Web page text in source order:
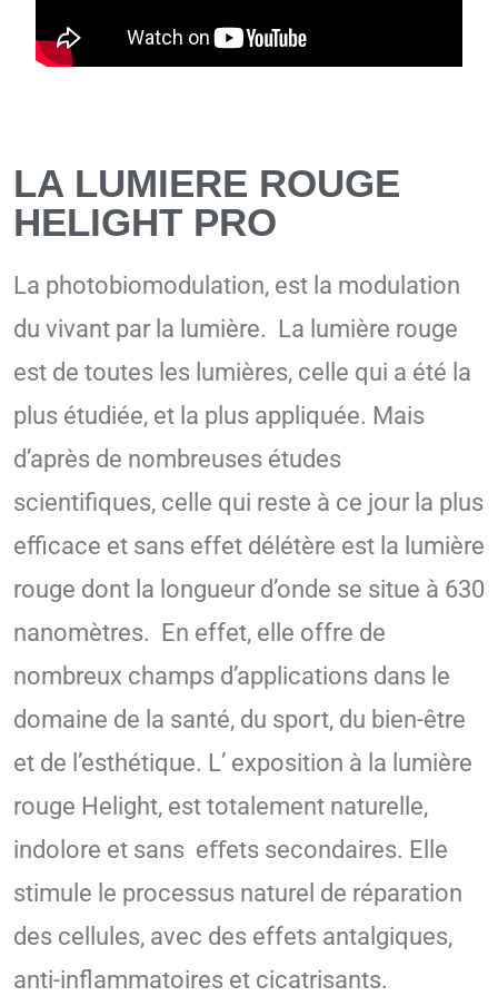
LA LUMIERE ROUGE
HELIGHT PRO
La photobiomodulation, est la modulation
du vivant par la lumière. La lumière rouge
est de toutes les lumières, celle qui a été la
plus étudiée, et la plus appliquée. Mais
d’après de nombreuses études
scientifiques, celle qui reste à ce jour la plus
efficace et sans effet délétère est la lumière
rouge dont la longueur d’onde se situe à 630
nanomètres. En effet, elle offre de
nombreux champs d’applications dans le
domaine de la santé, du sport, du bien-être
et de l’esthétique. L’ exposition à la lumière
rouge Helight, est totalement naturelle,
indolore et sans eﬀets secondaires. Elle
stimule le processus naturel de réparation
des cellules, avec des effets antalgiques,
anti-inflammatoires et cicatrisants.